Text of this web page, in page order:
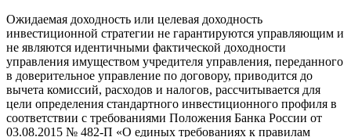
Ожидаемая доходность или целевая доходность
инвестиционной стратегии не гарантируются управляющим и
не являются идентичными фактической доходности
управления имуществом учредителя управления, переданного
в доверительное управление по договору, приводится до
вычета комиссий, расходов и налогов, рассчитывается для
цели определения стандартного инвестиционного профиля в
соответствии с требованиями Положения Банка России от
03.08.2015 № 482-П «О единых требованиях к правилам